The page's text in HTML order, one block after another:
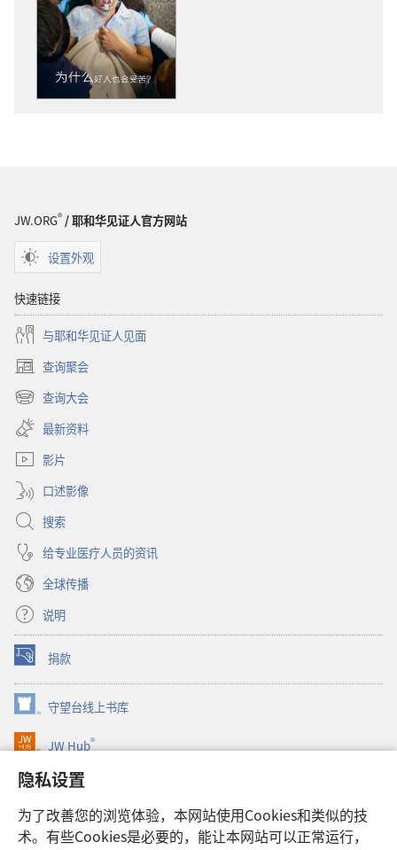
隐私设置
为了改善您的浏览体验，本网站使用Cookies和类似的技
术。有些Cookies是必要的，能让本网站可以正常运行，
会
受
JW.ORG®/ 耶和华见证人官方网站
设置外观
快速链接
与耶和华见证人见面
查询聚会
（打
开
新
窗
口）
查询大会
（打
开
新
窗
最新资料
影片
口述影像
搜索
给专业医疗人员的资讯
全球传播
说明
捐款
（打
开
新
窗
口）
守望台线上书库
（打
开
新
口）
JW Hub®
（打
开
新
窗
口）
JW Library®
Watchtower Library